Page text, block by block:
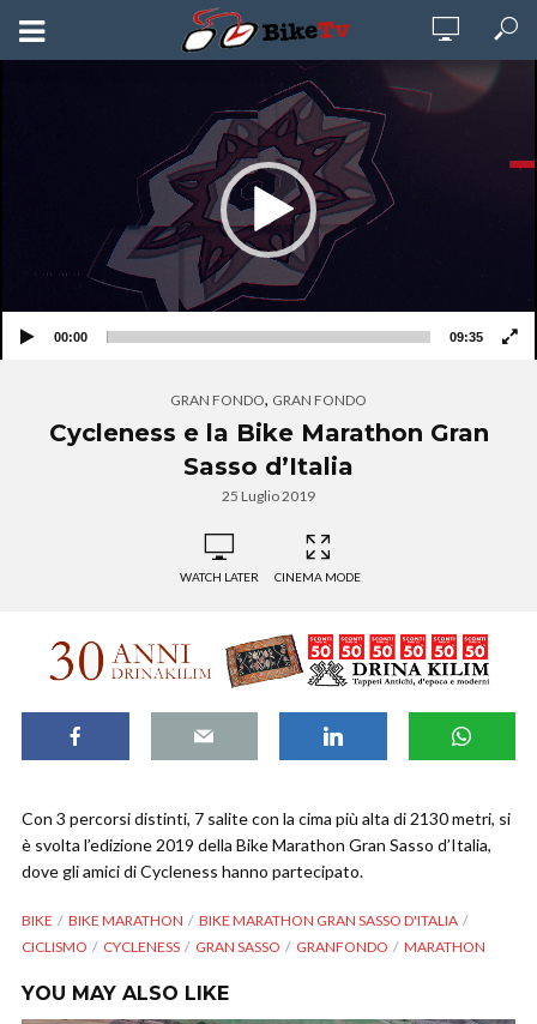
Video
Player
00:00 09:35
GRAN FONDO, GRAN FONDO
Cycleness e la Bike Marathon Gran
Sasso d’Italia
25 Luglio 2019
WATCH LATER CINEMA MODE
Con 3 percorsi distinti, 7 salite con la cima più alta di 2130 metri, si
è svolta l’edizione 2019 della Bike Marathon Gran Sasso d’Italia,
dove gli amici di Cycleness hanno partecipato.
BIKE BIKE MARATHON
BIKE MARATHON GRAN SASSO D'ITALIA
CICLISMO
CYCLENESS GRAN SASSO GRANFONDO MARATHON
YOU MAY ALSO LIKE